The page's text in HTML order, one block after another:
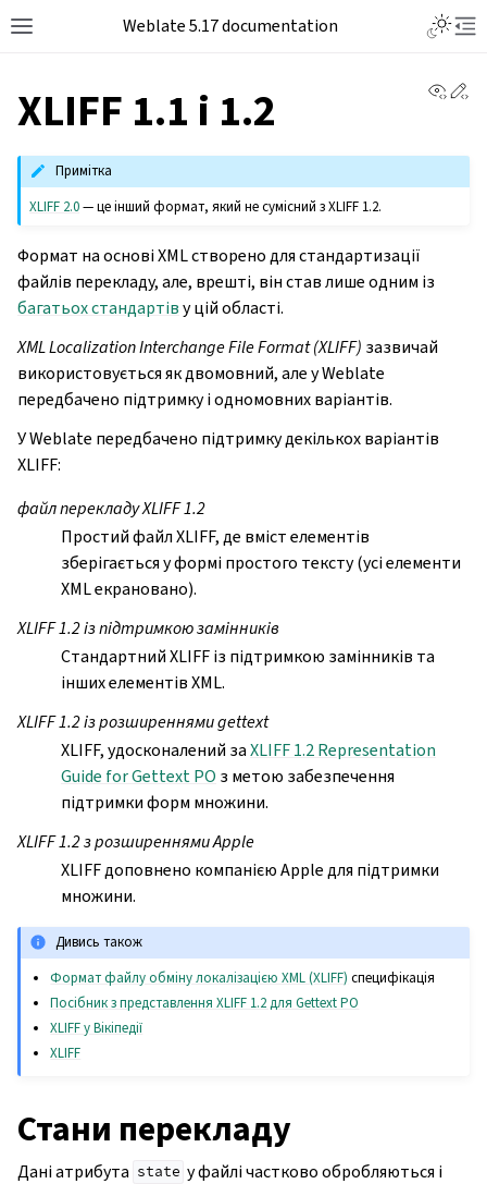
Weblate 5.17 documentation
XLIFF 1.1 і 1.2
Примітка
XLIFF 2.0— це інший формат, який не сумісний з XLIFF 1.2.
Формат на основі XML створено для стандартизації
файлів перекладу, але, врешті, він став лише одним із
багатьох стандартіву цій області.
XML Localization Interchange File Format (XLIFF) зазвичай
використовується як двомовний, але у Weblate
передбачено підтримку і одномовних варіантів.
У Weblate передбачено підтримку декількох варіантів
XLIFF:
файл перекладу XLIFF 1.2
Простий файл XLIFF, де вміст елементів
зберігається у формі простого тексту (усі елементи
XML екрановано).
XLIFF 1.2 із підтримкою замінників
Стандартний XLIFF із підтримкою замінників та
інших елементів XML.
XLIFF 1.2 із розширеннями gettext
XLIFF, удосконалений заXLIFF 1.2 Representation
Guide for Gettext PO з метою забезпечення
підтримки форм множини.
XLIFF 1.2 з розширеннями Apple
XLIFF доповнено компанією Apple для підтримки
множини.
Дивись також
Формат файлу обміну локалізацією XML (XLIFF) специфікація
Посібник з представлення XLIFF 1.2 для Gettext PO
XLIFF у Вікіпедії
XLIFF
Стани перекладу
Дані атрибута state у файлі частково обробляються і